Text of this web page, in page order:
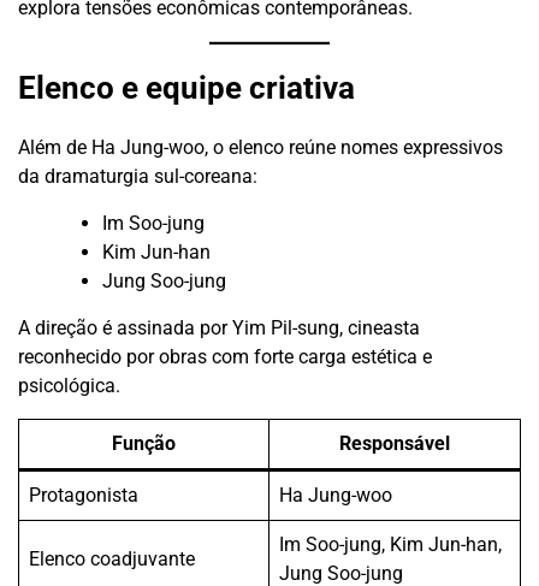
explora tensões econômicas contemporâneas.
Elenco e equipe criativa
Além de Ha Jung-woo, o elenco reúne nomes expressivos
da dramaturgia sul-coreana:
Im Soo-jung
Kim Jun-han
Jung Soo-jung
A direção é assinada por Yim Pil-sung, cineasta
reconhecido por obras com forte carga estética e
psicológica.
Função Responsável
Protagonista Ha Jung-woo
Elenco coadjuvante
Im Soo-jung, Kim Jun-han,
Jung Soo-jung